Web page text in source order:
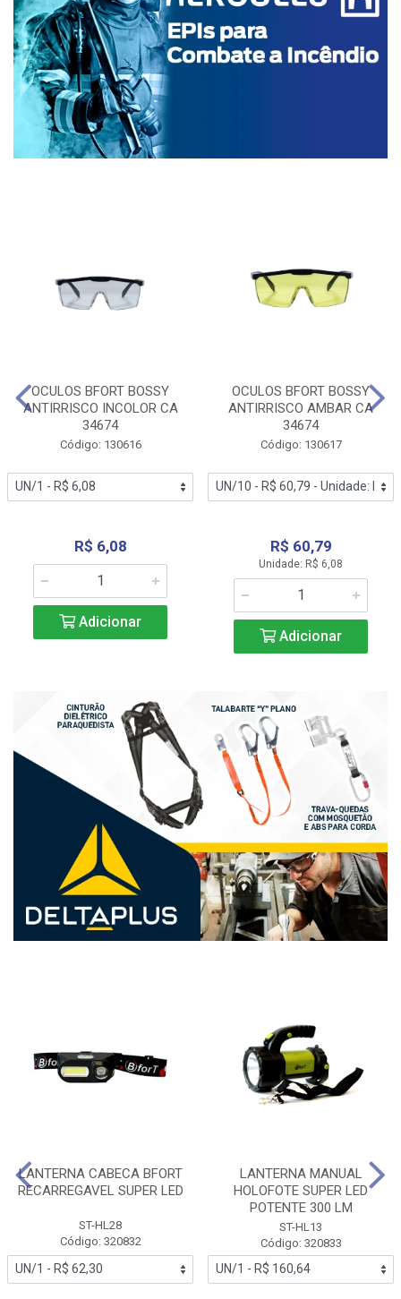
OCULOS BFORT BOSSY
ANTIRRISCO INCOLOR CA
34674
Código: 130616
R$ 6,08
Adicionar
OCULOS BFORT BOSSY
ANTIRRISCO AMBAR CA
34674
Código: 130617
R$ 60,79
Unidade: R$ 6,08
Adicionar
LANTERNA CABECA BFORT
RECARREGAVEL SUPER LED
ST-HL28
Código: 320832
LANTERNA MANUAL
HOLOFOTE SUPER LED
POTENTE 300 LM
ST-HL13
Código: 320833